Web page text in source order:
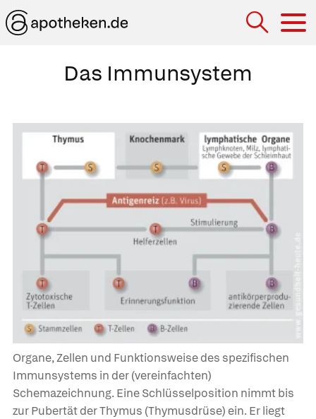
Das Immunsystem
Organe, Zellen und Funktionsweise des spezifischen
Immunsystems in der (vereinfachten)
Schemazeichnung. Eine Schlüsselposition nimmt bis
zur Pubertät derThymus (Thymusdrüse) ein. Er liegt